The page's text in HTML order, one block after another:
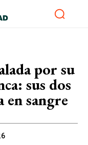
por su
sus dos
en sangre